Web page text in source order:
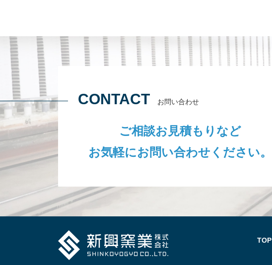
CONTACT お問い合わせ
ご相談お見積もりなど
お気軽にお問い合わせください。
TOP